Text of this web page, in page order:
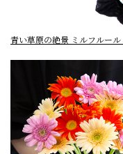
青い草原の絶景 ミルフルー